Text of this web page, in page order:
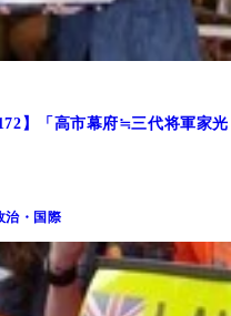
】「高市幕府≒三代将軍家光
治・国際